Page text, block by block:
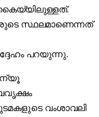
സ്ഥലമാണെന്നത്
പറയുന്നു.
വംശാവലി